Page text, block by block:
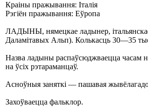
Краіны пражывання: Італія
Рэгіён пражывання: Еўропа
ЛАДЫНЫ, нямецкае ладынер, італьянскае
Даламітавых Альп). Колькасць 30—35
Назва ладыны распаўсюджваецца часам
на ўсіх рэтараманцаў.
Асноўныя заняткі — пашавая
Захоўваецца фальклор.